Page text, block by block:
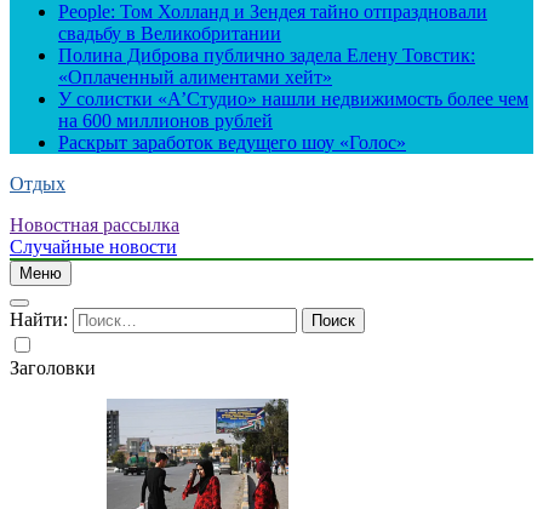
People: Том Холланд и Зендея тайно отпраздновали
свадьбу в Великобритании
Полина Диброва публично задела Елену Товстик:
«Оплаченный алиментами хейт»
У солистки «А’Студио» нашли недвижимость более чем
на 600 миллионов рублей
Раскрыт заработок ведущего шоу «Голос»
Отдых
Новостная рассылка
Случайные новости
Меню
Найти:
Заголовки